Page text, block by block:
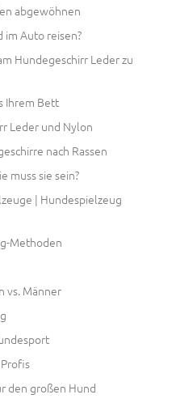
abgewöhnen
im Auto reisen?
Hundegeschirr Leder zu
Ihrem Bett
Leder und Nylon
nach Rassen
muss sie sein?
| Hundespielzeug
Methoden
vs. Männer
den großen Hund